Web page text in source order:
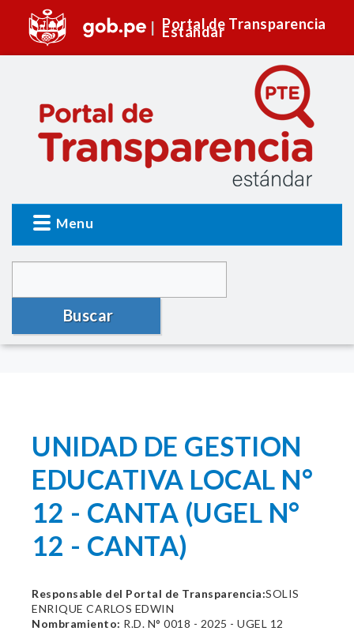
Portal de Transparencia
Estándar
Menu
Buscar
UNIDAD DE GESTION
EDUCATIVA LOCAL N°
12 - CANTA (UGEL N°
12 - CANTA)
Responsable del Portal de Transparencia:SOLIS
ENRIQUE CARLOS EDWIN
Nombramiento: R.D. N° 0018 - 2025 - UGEL 12